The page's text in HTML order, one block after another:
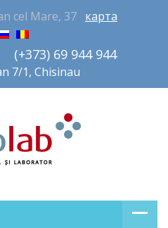
cel Mare, 37 карта
(+373) 69 944 944
7/1, Chisinau